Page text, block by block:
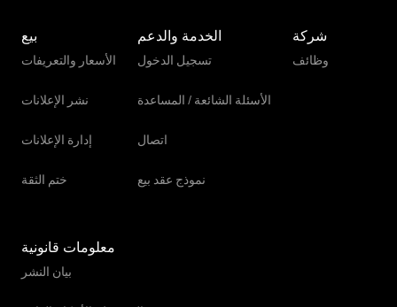
بيع
الأسعار والتعريفات
نشر الإعلانات
إدارة الإعلانات
ختم الثقة
الخدمة والدعم
تسجيل الدخول
الأسئلة الشائعة / المساعدة
اتصال
نموذج عقد بيع
شركة
وظائف
معلومات قانونية
بيان النشر